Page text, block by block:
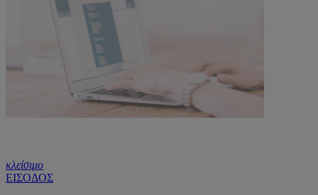
κλείσιμο
ΕΙΣΟΔΟΣ